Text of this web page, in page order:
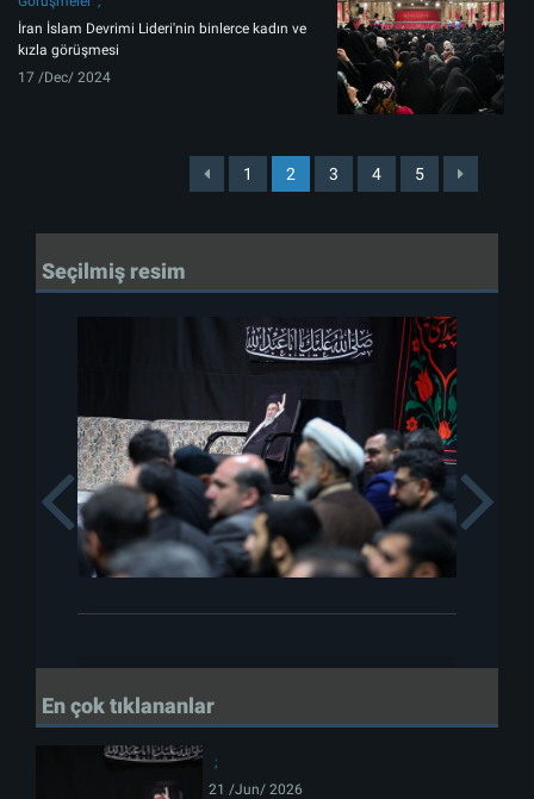
İran İslam Devrimi Lideri'nin binlerce kadın ve
kızla görüşmesi
17 /Dec/ 2024
1 2 3 4 5
Seçilmiş resim
Previous
En çok tıklananlar
21 /Jun/ 2026